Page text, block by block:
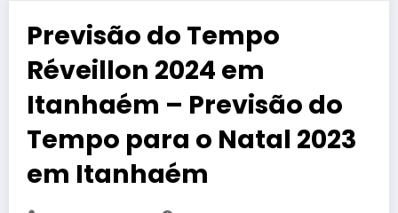
Previsão do Tempo
Réveillon 2024 em
Itanhaém – Previsão do
Tempo para o Natal 2023
em Itanhaém